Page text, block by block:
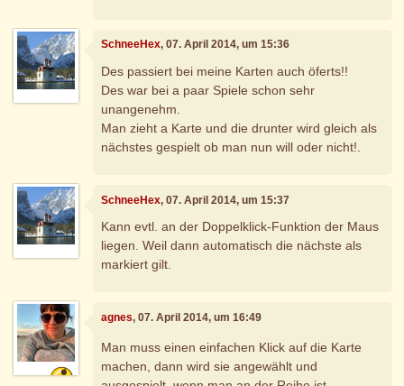
SchneeHex, 07. April 2014, um 15:36
Des passiert bei meine Karten auch öferts!!
Des war bei a paar Spiele schon sehr
unangenehm.
Man zieht a Karte und die drunter wird gleich als
nächstes gespielt ob man nun will oder nicht!.
SchneeHex, 07. April 2014, um 15:37
Kann evtl. an der Doppelklick-Funktion der Maus
liegen. Weil dann automatisch die nächste als
markiert gilt.
agnes, 07. April 2014, um 16:49
Man muss einen einfachen Klick auf die Karte
machen, dann wird sie angewählt und